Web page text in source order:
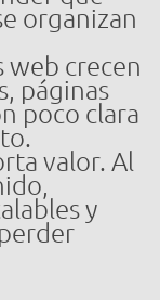
organizan
web crecen
páginas
poco clara
valor. Al
y